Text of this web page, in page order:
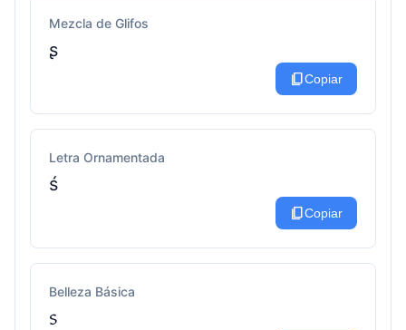
Mezcla de Glifos
ʂ
content_copyCopiar
Letra Ornamentada
ś
content_copyCopiar
Belleza Básica
᥉